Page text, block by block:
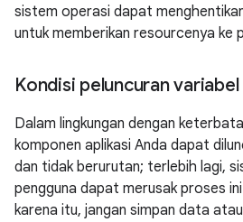
sistem operasi dapat
untuk memberikan resourcenya ke
Kondisi peluncuran variabel
Dalam lingkungan dengan
komponen aplikasi Anda dapat
dan tidak berurutan; terlebih lagi,
pengguna dapat merusak proses
karena itu, jangan simpan data